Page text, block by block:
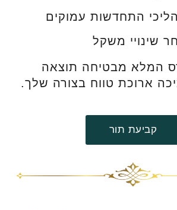
התחדשות עמוקים
שינויי משקל
המלא מבטיחה תוצאה
ארוכת טווח בצורה שלך.
קביעת תור